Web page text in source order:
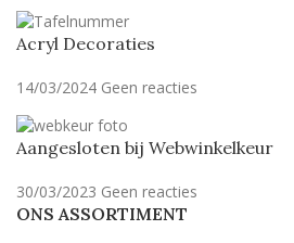
Acryl Decoraties
14/03/2024 Geen reacties
Aangesloten bij Webwinkelkeur
30/03/2023 Geen reacties
ONS ASSORTIMENT